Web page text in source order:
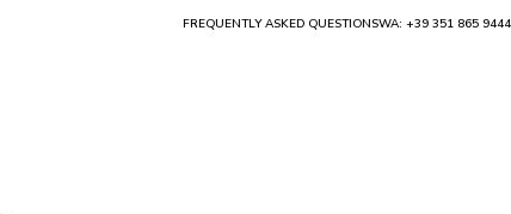
FREQUENTLY ASKED QUESTIONSWA: +39 351 865 9444